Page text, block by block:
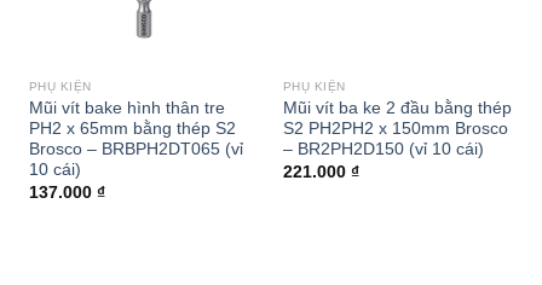
PHỤ KIỆN
Mũi vít bake hình thân tre
PH2 x 65mm bằng thép S2
Brosco – BRBPH2DT065 (vỉ
10 cái)
137.000 ₫
PHỤ KIỆN
Mũi vít ba ke 2 đầu bằng thép
S2 PH2PH2 x 150mm Brosco
– BR2PH2D150 (vỉ 10 cái)
221.000 ₫